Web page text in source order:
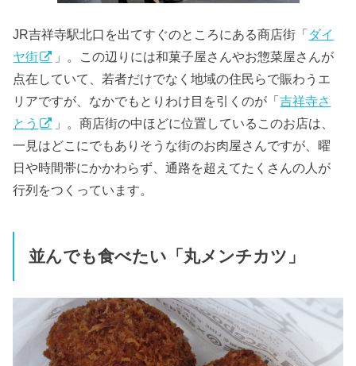
JR吉祥寺駅北口を出てすぐのところにある商店街「ダイ
ヤ街
」。この辺りには和菓子屋さんやお惣菜屋さんが
点在していて、若者だけでなく地域の住民らで賑わうエ
リアですが、なかでもとりわけ目を引くのが「吉祥寺さ
とう
」。商店街の中ほどに位置しているこのお店は、
一見はどこにでもありそうな街のお肉屋さんですが、曜
日や時間帯にかかわらず、通路を超えてたくさんの人が
行列をつくっています。
並んでも食べたい「丸メンチカツ」